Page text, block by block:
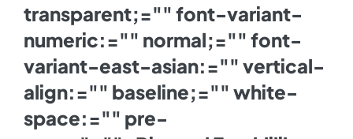
transparent;="" font-variant-
numeric:="" normal;="" font-
variant-east-asian:="" vertical-
align:="" baseline;="" white-
space:="" pre-